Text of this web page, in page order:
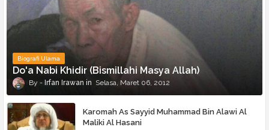
Biografi Ulama
Do'a Nabi Khidir (Bismillahi Masya Allah)
Irfan Irawan Selasa, Maret 06, 2012
Karomah As Sayyid Muhammad Bin Alawi Al
Maliki Al Hasani